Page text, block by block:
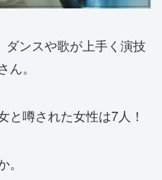
ンスや歌が上手く演技
。
と噂された女性は7人！